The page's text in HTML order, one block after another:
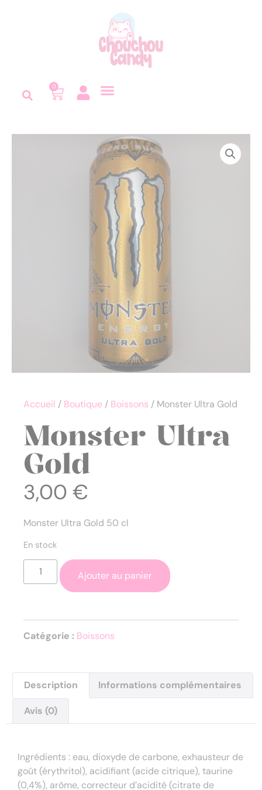
0
Accueil / Boutique / Boissons / Monster Ultra Gold
Monster Ultra
Gold
3,00 €
Monster Ultra Gold 50 cl
En stock
Ajouter au panier
Catégorie : Boissons
Description Informations complémentaires
Avis (0)
Ingrédients : eau, dioxyde de carbone, exhausteur de
goût (érythritol), acidifiant (acide citrique), taurine
(0,4%), arôme, correcteur d’acidité (citrate de